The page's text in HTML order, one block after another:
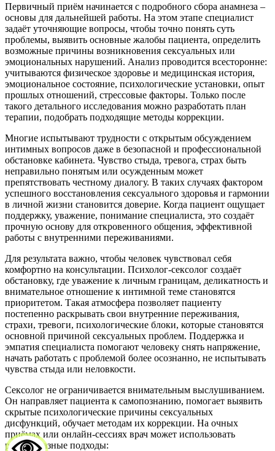
Отправить заявку
Первичный приём начинается с подробного сбора анамнеза –
основы для дальнейшей работы. На этом этапе специалист
задаёт уточняющие вопросы, чтобы точно понять суть
проблемы, выявить основные жалобы пациента, определить
возможные причины возникновения сексуальных или
эмоциональных нарушений. Анализ проводится всесторонне:
учитываются физическое здоровье и медицинская история,
эмоциональное состояние, психологические установки, опыт
прошлых отношений, стрессовые факторы. Только после
такого детального исследования можно разработать план
терапии, подобрать подходящие методы коррекции.
Многие испытывают трудности с открытым обсуждением
интимных вопросов даже в безопасной и профессиональной
обстановке кабинета. Чувство стыда, тревога, страх быть
неправильно понятым или осужденным может
препятствовать честному диалогу. В таких случаях фактором
успешного восстановления сексуального здоровья и гармонии
в личной жизни становится доверие. Когда пациент ощущает
поддержку, уважение, понимание специалиста, это создаёт
прочную основу для откровенного общения, эффективной
работы с внутренними переживаниями.
Для результата важно, чтобы человек чувствовал себя
комфортно на консультации. Психолог-сексолог создаёт
обстановку, где уважение к личным границам, деликатность и
внимательное отношение к интимной теме становятся
приоритетом. Такая атмосфера позволяет пациенту
постепенно раскрывать свои внутренние переживания,
страхи, тревоги, психологические блоки, которые становятся
основной причиной сексуальных проблем. Поддержка и
эмпатия специалиста помогают человеку снять напряжение,
начать работать с проблемой более осознанно, не испытывать
чувства стыда или неловкости.
Сексолог не ограничивается внимательным выслушиванием.
Он направляет пациента к самопознанию, помогает выявить
скрытые психологические причины сексуальных
дисфункций, обучает методам их коррекции. На очных
приёмах или онлайн-сессиях врач может использовать
разнообразные подходы: